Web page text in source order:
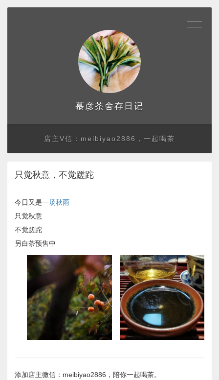
慕彦茶舍存日记
店主V信：meibiyao2886，一起喝茶
只觉秋意，不觉蹉跎
今日又是一场秋雨
只觉秋意
不觉蹉跎
另白茶预售中
添加店主微信：meibiyao2886，陪你一起喝茶。